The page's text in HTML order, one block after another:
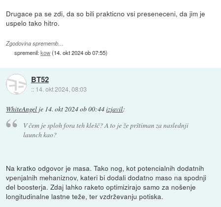
Drugace pa se zdi, da so bili prakticno vsi preseneceni, da jim je
uspelo tako hitro.
Zgodovina sprememb…
spremenil:kow(14. okt 2024 ob 07:55)
BT52
:: 14. okt 2024, 08:03
WhiteAngel je 14. okt 2024 ob 00:44izjavil:
V čem je sploh fora teh klešč? A to je že prštiman za naslednji
launch kao?
Na kratko odgovor je masa. Tako nog, kot potencialnih dodatnih
vpenjalnih mehaniznov, kateri bi dodali dodatno maso na spodnji
del boosterja. Zdaj lahko raketo optimizirajo samo za nošenje
longitudinalne lastne teže, ter vzdrževanju potiska.